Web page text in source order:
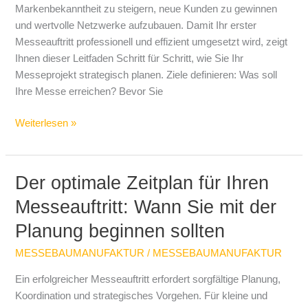
Markenbekanntheit zu steigern, neue Kunden zu gewinnen
und wertvolle Netzwerke aufzubauen. Damit Ihr erster
Messeauftritt professionell und effizient umgesetzt wird, zeigt
Ihnen dieser Leitfaden Schritt für Schritt, wie Sie Ihr
Messeprojekt strategisch planen. Ziele definieren: Was soll
Ihre Messe erreichen? Bevor Sie
der
komplette
Leitfaden
Weiterlesen »
Der optimale Zeitplan für Ihren
Messeauftritt: Wann Sie mit der
Planung beginnen sollten
MESSEBAUMANUFAKTUR / MESSEBAUMANUFAKTUR
Ein erfolgreicher Messeauftritt erfordert sorgfältige Planung,
Koordination und strategisches Vorgehen. Für kleine und
Der
Zeitplan
für
Wann
Sie